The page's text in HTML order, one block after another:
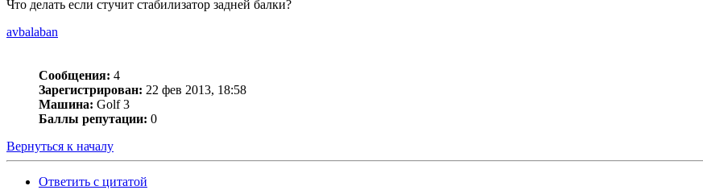
Что делать если стучит стабилизатор задней балки?
avbalaban
Сообщения: 4
Зарегистрирован: 22 фев 2013, 18:58
Машина: Golf 3
Баллы репутации: 0
Вернуться к началу
Ответить с цитатой